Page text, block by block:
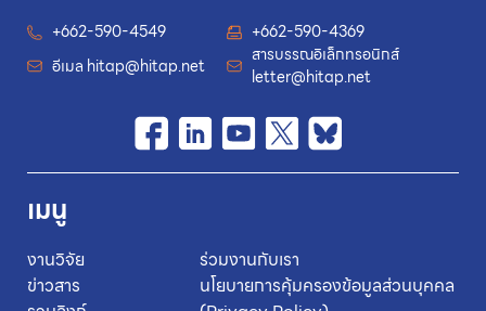
+662-590-4549
+662-590-4369
อีเมล hitap@hitap.net
สารบรรณอิเล็กทรอนิกส์
letter@hitap.net
เมนู
งานวิจัย
ข่าวสาร
ร่วมงานกับเรา
นโยบายการคุ้มครองข้อมูลส่วนบุคคล